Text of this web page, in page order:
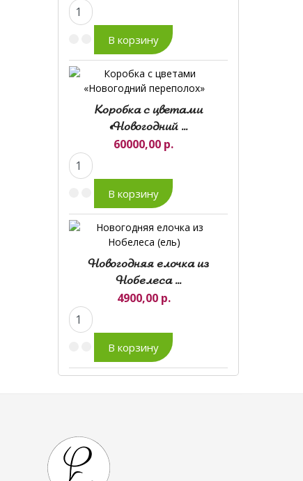
Коробка с цветами
«Новогодний ...
60000,00 р.
Новогодняя елочка из
Нобелеса ...
4900,00 р.